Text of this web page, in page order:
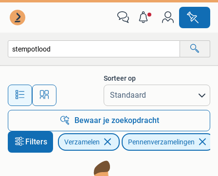
Alle afstanden…
Sorteer op
Bewaar je zoekopdracht
Filters Verzamelen Pennenverzamelingen